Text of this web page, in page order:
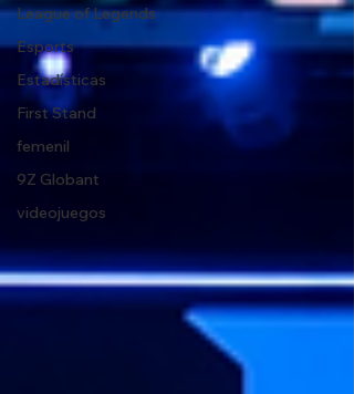
League of Legends
Esports
Estadísticas
First Stand
femenil
9Z Globant
videojuegos